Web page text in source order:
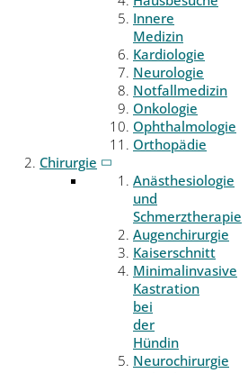
Innere
Medizin
Kardiologie
Neurologie
Notfallmedizin
Onkologie
Ophthalmologie
Orthopädie
Chirurgie
Anästhesiologie
und
Schmerztherapie
Augenchirurgie
Kaiserschnitt
Minimalinvasive
Kastration
bei
der
Hündin
Neurochirurgie